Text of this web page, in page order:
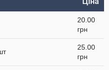
20.00
грн
25.00
грн